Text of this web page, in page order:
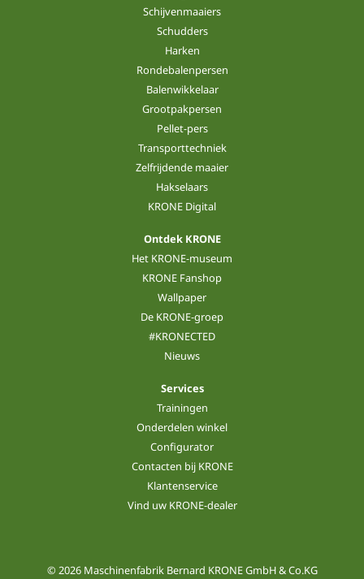
Schijvenmaaiers
Schudders
Harken
Rondebalenpersen
Balenwikkelaar
Grootpakpersen
Pellet-pers
Transporttechniek
Zelfrijdende maaier
Hakselaars
KRONE Digital
Ontdek KRONE
Het KRONE-museum
KRONE Fanshop
Wallpaper
De KRONE-groep
#KRONECTED
Nieuws
Services
Trainingen
Onderdelen winkel
Configurator
Contacten bij KRONE
Klantenservice
Vind uw KRONE-dealer
© 2026 Maschinenfabrik Bernard KRONE GmbH & Co.KG